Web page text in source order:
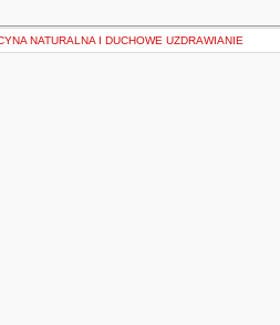
NATURALNA I DUCHOWE UZDRAWIANIE